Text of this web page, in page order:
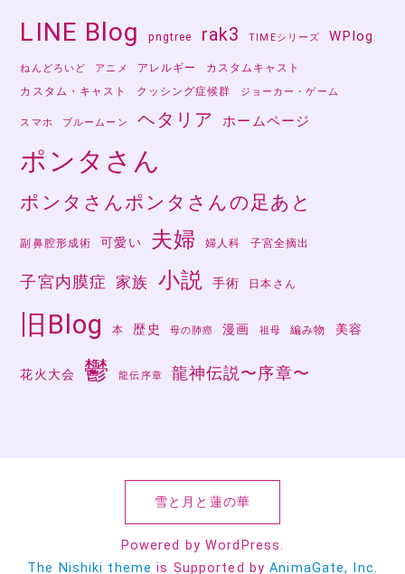
LINE Blog pngtree rak3 TIMEシリーズ WPlog
ねんどろいど アニメ アレルギー
カスタムキャスト
カスタム・キャスト
クッシング症候群 ジョーカー・ゲーム
スマホ ブルームーン ヘタリア ホームページ
ポンタさん
ポンタさんポンタさんの足あと
副鼻腔形成術 可愛い 夫婦 婦人科 子宮全摘出
子宮内膜症 家族 小説 手術 日本さん
旧Blog 本 歴史 母の肺癌 漫画 祖母 編み物 美容
花火大会 鬱 龍伝序章 龍神伝説〜序章〜
雪と月と蓮の華
Powered by WordPress.
The Nishiki theme is Supported byAnimaGate, Inc.